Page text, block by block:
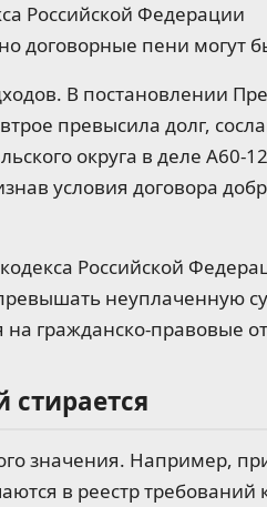
Российской Федерации
договорные пени могут
В постановлении
превысила долг,
округа в деле А60-
условия договора
Российской
неуплаченную
гражданско-правовые
значения. Например,
в реестр требований